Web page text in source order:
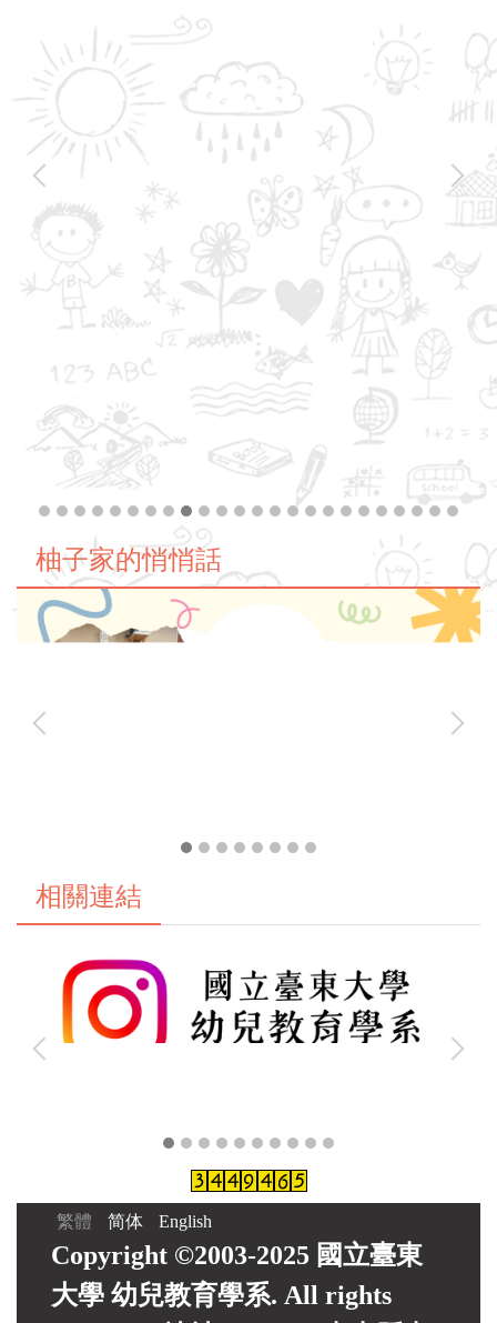
柚子家的悄悄話
相關連結
繁體 简体 English
Copyright ©2003-2025 國立臺東
大學 幼兒教育學系. All rights